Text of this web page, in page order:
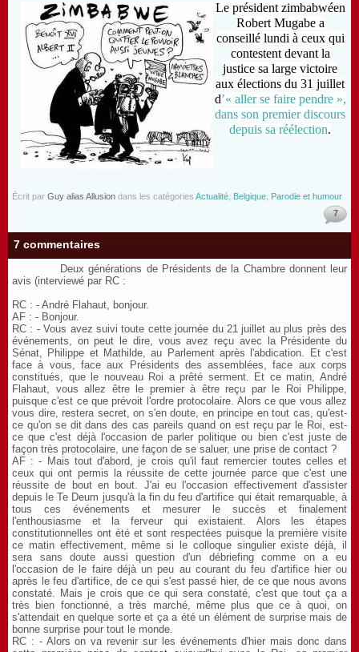
Le président zimbabwéen
Robert Mugabe a
conseillé lundi à ceux qui
contestent devant la
justice sa large victoire
aux élections du 31 juillet
d’« aller se faire pendre »,
dans son premier discours
depuis sa réélection.
Écrit par Guy alias Allusion dans les catégories Actualité Belgique Parodie et humour
7
7 commentaires
Deux générations de Présidents de la Chambre donnent leur
avis (interviewé par RC :
RC : - André Flahaut, bonjour.
AF : - Bonjour.
RC : - Vous avez suivi toute cette journée du 21 juillet au plus près des
événements, on peut le dire, vous avez reçu avec la Présidente du
Sénat, Philippe et Mathilde, au Parlement après l'abdication. Et c'est
face à vous, face aux Présidents des assemblées, face aux corps
constitués, que le nouveau Roi a prêté serment. Et ce matin, André
Flahaut, vous allez être le premier à être reçu par le Roi Philippe,
puisque c'est ce que prévoit l'ordre protocolaire. Alors ce que vous allez
vous dire, restera secret, on s'en doute, en principe en tout cas, qu'est-
ce qu'on se dit dans des cas pareils quand on est reçu par le Roi, est-
ce que c'est déjà l'occasion de parler politique ou bien c'est juste de
façon très protocolaire, une façon de se saluer, une prise de contact ?
AF : - Mais tout d'abord, je crois qu'il faut remercier toutes celles et
ceux qui ont permis la réussite de cette journée parce que c'est une
réussite de bout en bout. J'ai eu l'occasion effectivement d'assister
depuis le Te Deum jusqu'à la fin du feu d'artifice qui était remarquable, à
tous ces événements et mesurer le succès et finalement
l'enthousiasme et la ferveur qui existaient. Alors les étapes
constitutionnelles ont été et sont respectées puisque la première visite
ce matin effectivement, même si le colloque singulier existe déjà, il
sera sans doute aussi question d'un débriefing comme on a eu
l'occasion de le faire déjà un peu au courant du feu d'artifice hier ou
après le feu d'artifice, de ce qui s'est passé hier, de ce que nous avons
constaté. Mais je crois que ce qui sera constaté, c'est que tout ça a
très bien fonctionné, a très marché, même plus que ce à quoi, on
s'attendait en quelque sorte et ça a été un élément de surprise mais de
bonne surprise pour tout le monde.
RC : - Alors on va revenir sur les événements d'hier mais donc dans